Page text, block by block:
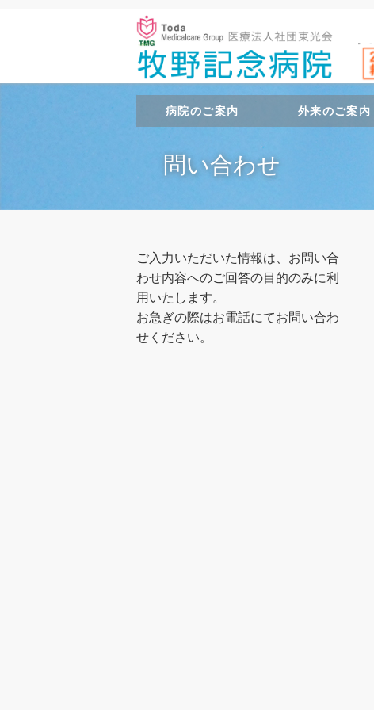
病院のご案内 外来のご案内
問い合わせ
ご入力いただいた情報は、お問い合
わせ内容へのご回答の目的のみに利
用いたします。
お急ぎの際はお電話にてお問い合わ
せください。